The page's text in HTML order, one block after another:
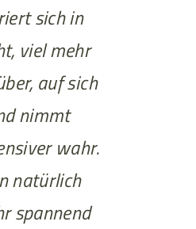
sich in
viel mehr
auf sich
nimmt
wahr.
natürlich
spannend